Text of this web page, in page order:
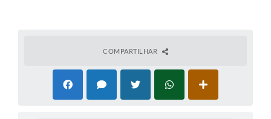
COMPARTILHAR